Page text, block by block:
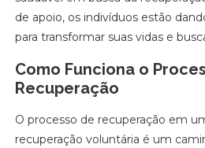
de apoio, os indivíduos estão
para transformar suas vidas e
Como Funciona o
Recuperação
O processo de recuperação em
recuperação voluntária é um